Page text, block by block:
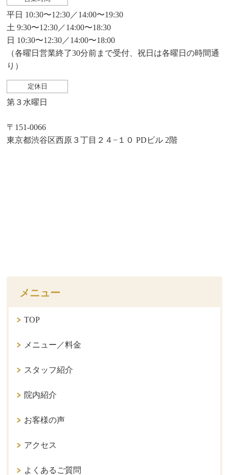
平日 10:30〜12:30／14:00〜19:30
土 9:30〜12:30／14:00〜18:30
日 10:30〜12:30／14:00〜18:00
（各曜日営業終了30分前まで受付、祝日は各曜日の時間通
り）
定休日
第３水曜日
〒151-0066
東京都渋谷区西原３丁目２４−１０ PDビル 2階
メニュー
TOP
メニュー／料金
スタッフ紹介
院内紹介
お客様の声
アクセス
よくあるご質問